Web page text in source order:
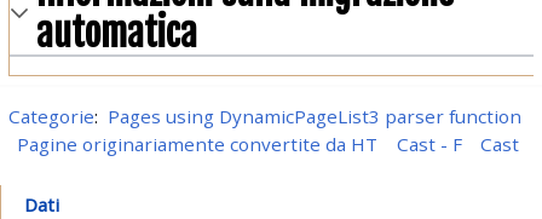
automatica
Categorie: Pages using DynamicPageList3 parser function
Pagine originariamente convertite da HT
Cast - F Cast
Dati